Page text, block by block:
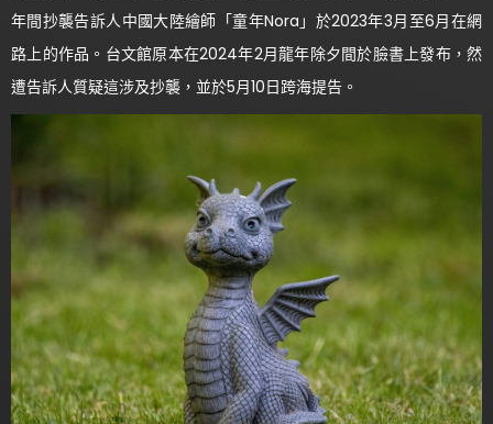
年間抄襲告訴人中國大陸繪師「童年Nora」於2023年3月至6月在網
路上的作品。台文館原本在2024年2月龍年除夕間於臉書上發布，然
遭告訴人質疑這涉及抄襲，並於5月10日跨海提告。